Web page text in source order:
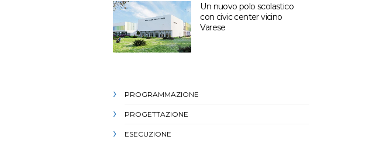
Un nuovo polo scolastico
con civic center vicino
Varese
PROGRAMMAZIONE
PROGETTAZIONE
ESECUZIONE